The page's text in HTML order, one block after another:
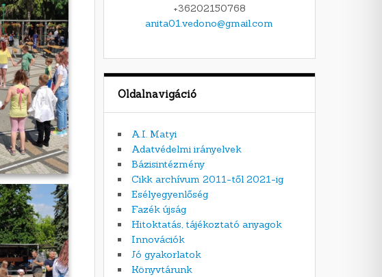
+36202150768
anita01.vedono@gmail.com
Oldalnavigáció
A.I. Matyi
Adatvédelmi irányelvek
Bázisintézmény
Cikk archívum 2011-től 2021-ig
Esélyegyenlőség
Fazék újság
Hitoktatás, tájékoztató anyagok
Innovációk
Jó gyakorlatok
Könyvtárunk